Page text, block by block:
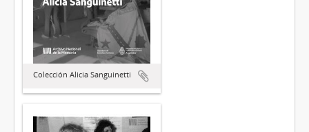
Colección Alicia Sanguinetti